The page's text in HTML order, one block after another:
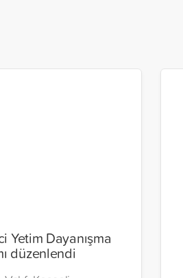
Yetim Dayanışma
düzenlendi